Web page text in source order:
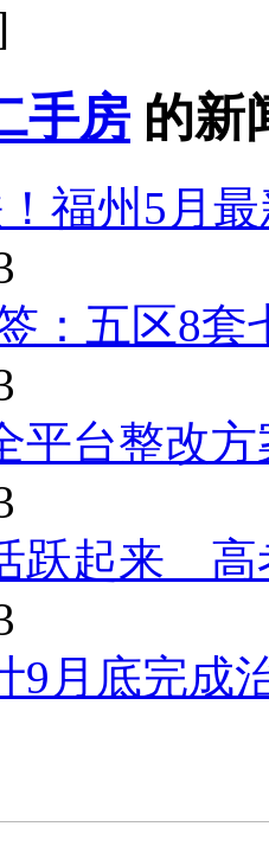
手房 的新
福州5月
：五区8
平台整改
跃起来 高
9月底完成